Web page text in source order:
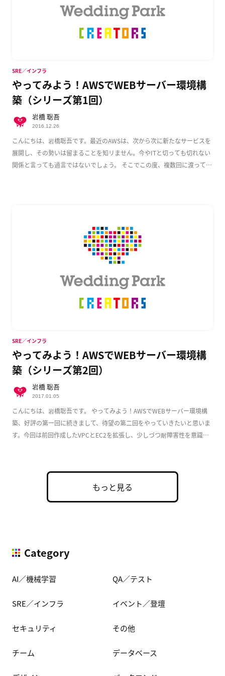
やってみよう！AWSでWEBサーバー環境構
築（シリーズ第1回）
こんにちは、岩橋聡吾です。最近のAWSは、次から次に新たなサービスを
展開し、その勢いは留まることを知リません。今やITと切っても切れない
関係と言っても過言ではないでしょう。 そこでこの度、複数回に渡って
SRE／インフラ
岩橋 聡吾
2016.12.26
やってみよう！AWSでWEBサーバー環境構
築（シリーズ第2回）
こんにちは、岩橋聡吾です。 やってみよう！AWSでWEBサーバー環境構
築、好評の第一回に続きまして、待望の第二回をやっていきたいと思いま
す。今回は前回作成したVPCとEC2を拡張し、少しづつ耐障害性を意識し
SRE／インフラ
岩橋 聡吾
2017.01.05
もっと見る
Category
AI／機械学習 QA／テスト
SRE／インフラ イベント／登壇
セキュリティ その他
チーム データベース